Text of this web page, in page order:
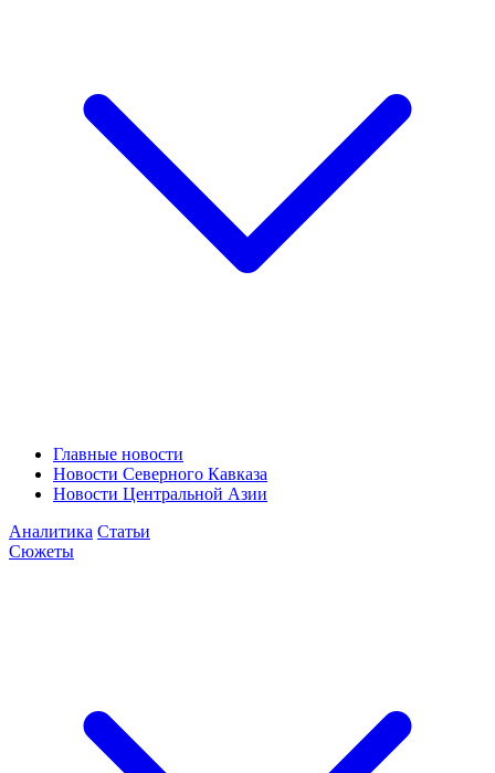
Главные новости
Новости Северного Кавказа
Новости Центральной Азии
Аналитика Статьи
Сюжеты